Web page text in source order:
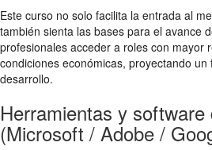
Este curso no solo facilita la entrada al
también sienta las bases para el avance
profesionales acceder a roles con mayor
condiciones económicas, proyectando
desarrollo.
Herramientas y software
(Microsoft / Adobe /